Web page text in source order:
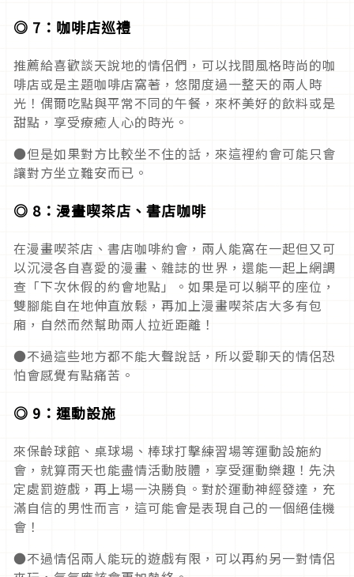
◎ 7：咖啡店巡禮
推薦給喜歡談天說地的情侶們，可以找間風格時尚的咖
啡店或是主題咖啡店窩著，悠閒度過一整天的兩人時
光！偶爾吃點與平常不同的午餐，來杯美好的飲料或是
甜點，享受療癒人心的時光。
●但是如果對方比較坐不住的話，來這裡約會可能只會
讓對方坐立難安而已。
◎ 8：漫畫喫茶店、書店咖啡
在漫畫喫茶店、書店咖啡約會，兩人能窩在一起但又可
以沉浸各自喜愛的漫畫、雜誌的世界，還能一起上網調
查「下次休假的約會地點」。如果是可以躺平的座位，
雙腳能自在地伸直放鬆，再加上漫畫喫茶店大多有包
廂，自然而然幫助兩人拉近距離！
●不過這些地方都不能大聲說話，所以愛聊天的情侶恐
怕會感覺有點痛苦。
◎ 9：運動設施
來保齡球館、桌球場、棒球打擊練習場等運動設施約
會，就算雨天也能盡情活動肢體，享受運動樂趣！先決
定處罰遊戲，再上場一決勝負。對於運動神經發達，充
滿自信的男性而言，這可能會是表現自己的一個絕佳機
會！
●不過情侶兩人能玩的遊戲有限，可以再約另一對情侶